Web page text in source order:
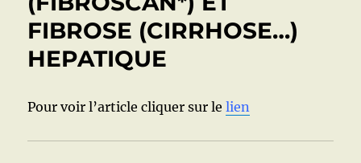
FIBROSE (CIRRHOSE…)
HEPATIQUE
Pour voir l’article cliquer sur lelien